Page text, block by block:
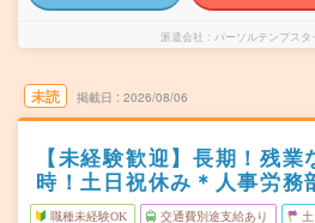
派遣会社 パーソルテンプスタ
未読 掲載日 2026/08/06
【未経験歓迎】長期！残
時！土日祝休み＊人事労務
職種未経験OK 交通費別途支給あり